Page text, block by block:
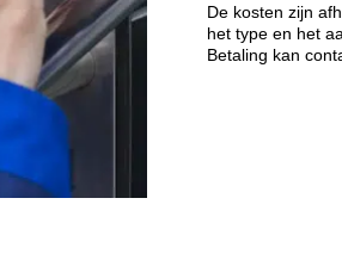
De kosten zijn
het type en het
Betaling kan